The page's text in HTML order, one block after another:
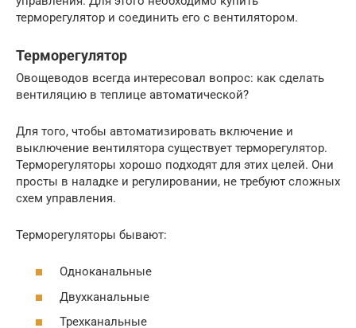
терморегулятор и соединить его с вентилятором.
Терморегулятор
Овощеводов всегда интересовал вопрос: как сделать
вентиляцию в теплице автоматической?
Для того, чтобы автоматизировать включение и
выключение вентилятора существует терморегулятор.
Терморегуляторы хорошо подходят для этих целей. Они
просты в наладке и регулировании, не требуют сложных
схем управления.
Терморегуляторы бывают:
Одноканальные
Двухканальные
Трехканальные